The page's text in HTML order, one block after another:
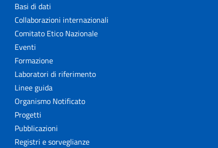
Basi di dati
Collaborazioni internazionali
Comitato Etico Nazionale
Eventi
Formazione
Laboratori di riferimento
Linee guida
Organismo Notificato
Progetti
Pubblicazioni
Registri e sorveglianze